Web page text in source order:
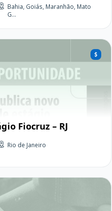
Bahia, Goiás, Maranhão, Mato
G...
Fiocruz – RJ
Rio de Janeiro